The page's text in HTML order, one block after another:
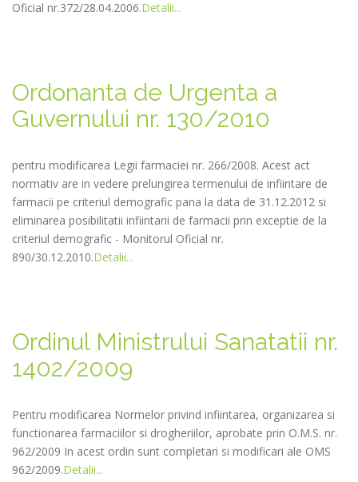
Oficial nr.372/28.04.2006.Detalii...
Ordonanta de Urgenta a
Guvernului nr. 130/2010
pentru modificarea Legii farmaciei nr. 266/2008. Acest act
normativ are in vedere prelungirea termenului de infiintare de
farmacii pe criteriul demografic pana la data de 31.12.2012 si
eliminarea posibilitatii infiintarii de farmacii prin exceptie de la
criteriul demografic - Monitorul Oficial nr.
890/30.12.2010.Detalii...
Ordinul Ministrului Sanatatii nr.
1402/2009
Pentru modificarea Normelor privind infiintarea, organizarea si
functionarea farmaciilor si drogheriilor, aprobate prin O.M.S. nr.
962/2009 In acest ordin sunt completari si modificari ale OMS
962/2009.Detalii...